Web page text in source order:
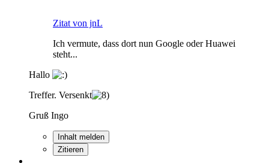
Zitat von jnL
Ich vermute, dass dort nun Google oder Huawei
steht...
Hallo
Treffer. Versenkt
Gruß Ingo
Inhalt melden
Zitieren